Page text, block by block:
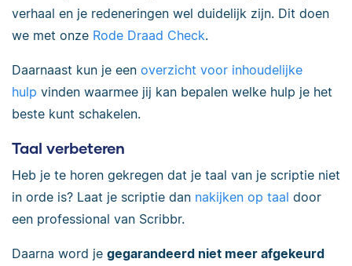
verhaal en je redeneringen wel duidelijk zijn. Dit doen
we met onze Rode Draad Check.
Daarnaast kun je een overzicht voor inhoudelijke
hulp vinden waarmee jij kan bepalen welke hulp je het
beste kunt schakelen.
Taal verbeteren
Heb je te horen gekregen dat je taal van je scriptie niet
in orde is? Laat je scriptie dan nakijken op taal door
een professional van Scribbr.
Daarna word je gegarandeerd niet meer afgekeurd